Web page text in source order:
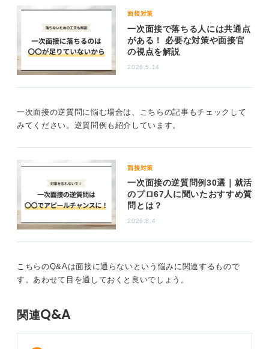
ことが、次の選考への糧となります。
面接官から直接フィードバックを得るのは難しいため、
大学のキャリアセンターなどで相談しアドバイスをもら
を置ける状況であればメモを取ることがおすすめです。
面接対策
一次面接で落ちる人には共通点
がある！ 必要な対策や面接官
の視点を解説
2026.5.14
一次面接の逆質問に悩む場合は、こちらの記事もチェックして
みてください。逆質問例も紹介しています。
面接対策
一次面接の逆質問例30選｜就活
のプロ67人に聞いたおすすめ質
問とは？
2026.8.4
こちらのQ&Aは面接に通らないという悩みに関連するもので
す。あわせて目を通しておくと良いでしょう。
関連Q&A